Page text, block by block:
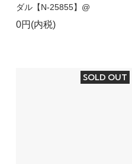
ダル【N-25855】@
0円(内税)
SOLD OUT